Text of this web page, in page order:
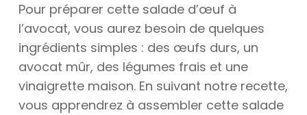
Pour préparer cette salade d’œuf à
l’avocat, vous aurez besoin de quelques
ingrédients simples : des œufs durs, un
avocat mûr, des légumes frais et une
vinaigrette maison. En suivant notre recette,
vous apprendrez à assembler cette salade